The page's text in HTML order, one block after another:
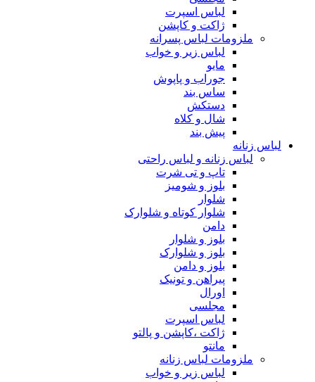
لباس اسپرت
ژاکت و کاپشن
ملزومات لباس پسرانه
لباس زیر و خواب
مایو
جوراب و پاپوش
ساس بند
دستکش
شال و کلاه
پیش بند
لباس زنانه
لباس زنانه و لباس راحتی
تاپ و تی شرت
بلوز و شومیز
شلوار
شلوار کوتاه و شلوارک
دامن
بلوز و شلوار
بلوز و شلوارک
بلوز و دامن
پیراهن و تونیک
اورال
مجلسی
لباس اسپرت
ژاکت ،کاپشن و پالتو
مانتو
ملزومات لباس زنانه
لباس زیر و خواب